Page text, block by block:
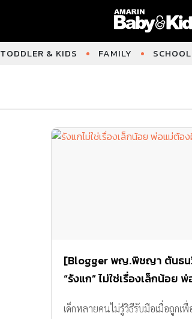
TODDLER & KIDS FAMILY
[Blogger พญ.พิชญา ตันธ
“รังแก” ไม่ใช่เรื่องเล็กน้อย
เด็กหลายคนไม่รู้วิธีรับมือเมื่อถูกเพื่